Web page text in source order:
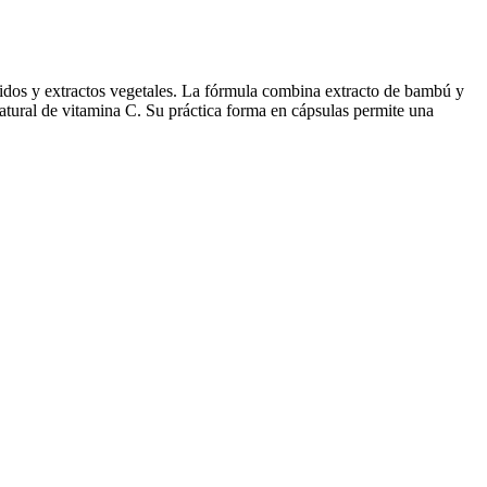
y extractos vegetales. La fórmula combina extracto de bambú y
de vitamina C. Su práctica forma en cápsulas permite una